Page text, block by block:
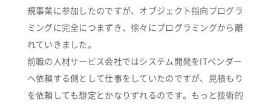
規事業に参加したのですが、オブジェクト指向プログラ
ミングに完全につまずき、徐々にプログラミングから離
れていきました。
前職の人材サービス会社ではシステム開発をITベンダー
へ依頼する側として仕事をしていたのですが、見積もり
を依頼しても想定とかなりずれるのです。もっと技術的